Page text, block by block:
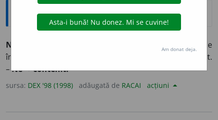
Explicative DEX
NECONTEN
(Care se
întâmplă, are loc) fără întrerupere, continuu, neîncetat.
–Ne-+contenit.
sursa: DEX '98 (1998) adăugată de RACAI acțiuni
Am donat deja.